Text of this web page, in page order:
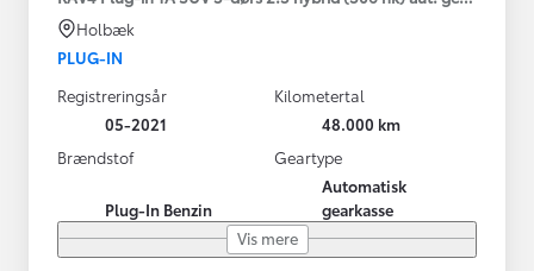
Holbæk
PLUG-IN
Registreringsår
05-2021
Kilometertal
48.000 km
Brændstof
Plug-In Benzin
Geartype
Automatisk
gearkasse
Vis mere